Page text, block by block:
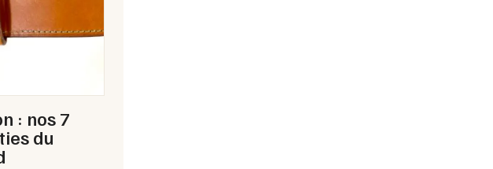
: nos 7
du